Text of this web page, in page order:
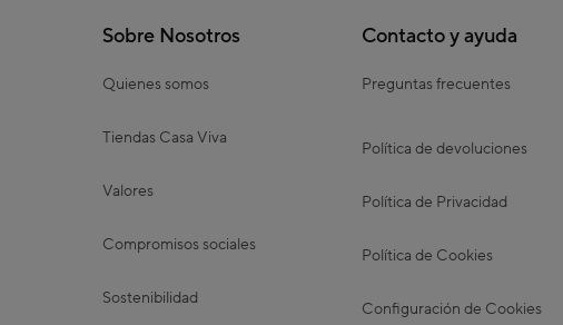
Sobre Nosotros
Quienes somos
Tiendas Casa Viva
Valores
Compromisos sociales
Sostenibilidad
Contacto y ayuda
Preguntas frecuentes
Política de devoluciones
Política de Privacidad
Política de Cookies
Configuración de Cookies